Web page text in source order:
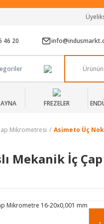
46 20
FREZELER
Mikrometresi Asimeto Üç
Mekanik İç